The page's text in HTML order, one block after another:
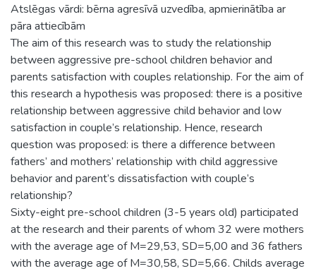
Atslēgas vārdi: bērna agresīvā uzvedība, apmierinātība ar
pāra attiecībām
The aim of this research was to study the relationship
between aggressive pre-school children behavior and
parents satisfaction with couples relationship. For the aim of
this research a hypothesis was proposed: there is a positive
relationship between aggressive child behavior and low
satisfaction in couple’s relationship. Hence, research
question was proposed: is there a difference between
fathers’ and mothers’ relationship with child aggressive
behavior and parent’s dissatisfaction with couple’s
relationship?
Sixty-eight pre-school children (3-5 years old) participated
at the research and their parents of whom 32 were mothers
with the average age of M=29,53, SD=5,00 and 36 fathers
with the average age of M=30,58, SD=5,66. Childs average